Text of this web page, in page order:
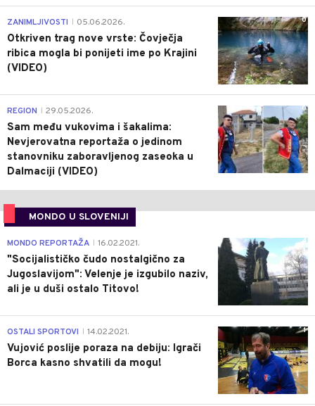
0
ZANIMLJIVOSTI 05.06.2026.
Otkriven trag nove vrste: Čovječja
ribica mogla bi ponijeti ime po Krajini
(VIDEO)
0
REGION 29.05.2026.
Sam među vukovima i šakalima:
Nevjerovatna reportaža o jedinom
stanovniku zaboravljenog zaseoka u
Dalmaciji (VIDEO)
MONDO U SLOVENIJI
4
MONDO REPORTAŽA 16.02.2021.
"Socijalističko čudo nostalgično za
Jugoslavijom": Velenje je izgubilo naziv,
ali je u duši ostalo Titovo!
1
OSTALI SPORTOVI 14.02.2021.
Vujović poslije poraza na debiju: Igrači
Borca kasno shvatili da mogu!